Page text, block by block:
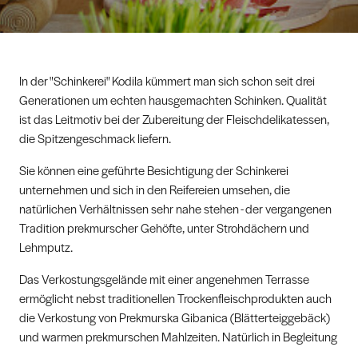
In der "Schinkerei" Kodila kümmert man sich schon seit drei
Generationen um echten hausgemachten Schinken. Qualität
ist das Leitmotiv bei der Zubereitung der Fleischdelikatessen,
die Spitzengeschmack liefern.
Sie können eine geführte Besichtigung der Schinkerei
unternehmen und sich in den Reifereien umsehen, die
natürlichen Verhältnissen sehr nahe stehen - der vergangenen
Tradition prekmurscher Gehöfte, unter Strohdächern und
Lehmputz.
Das Verkostungsgelände mit einer angenehmen Terrasse
ermöglicht nebst traditionellen Trockenfleischprodukten auch
die Verkostung von Prekmurska Gibanica (Blätterteiggebäck)
und warmen prekmurschen Mahlzeiten. Natürlich in Begleitung